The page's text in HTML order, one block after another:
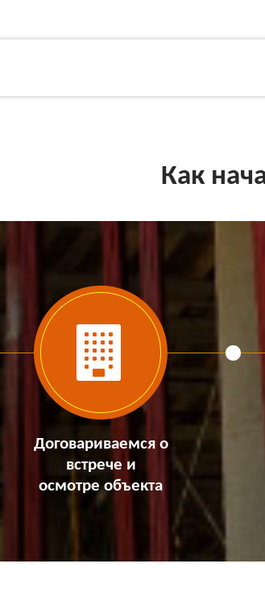
Как
Договариваемся о
встрече и
осмотре объекта